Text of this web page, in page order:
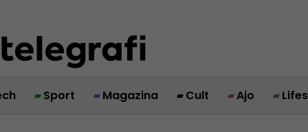
Sport Magazina Cult Ajo